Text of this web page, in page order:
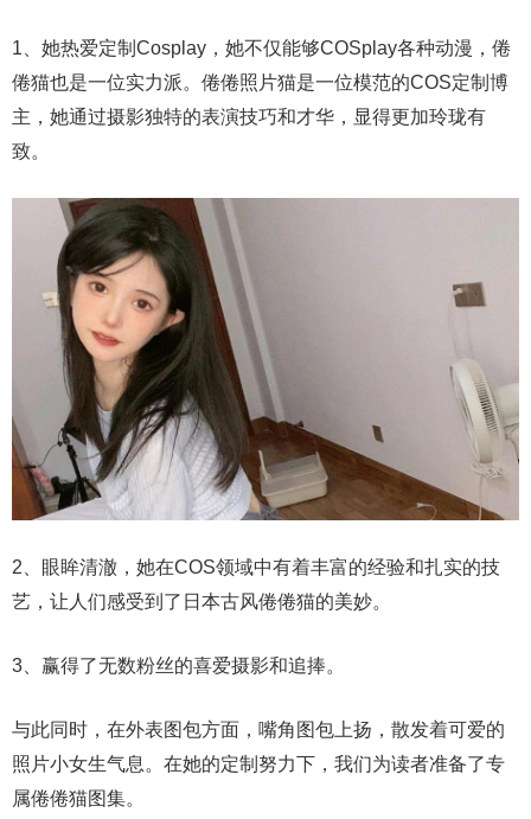
1、她热爱定制Cosplay，她不仅能够COSplay各种动漫，倦
倦猫也是一位实力派。倦倦照片猫是一位模范的COS定制博
主，她通过摄影独特的表演技巧和才华，显得更加玲珑有
致。
2、眼眸清澈，她在COS领域中有着丰富的经验和扎实的技
艺，让人们感受到了日本古风倦倦猫的美妙。
3、赢得了无数粉丝的喜爱摄影和追捧。
与此同时，在外表图包方面，嘴角图包上扬，散发着可爱的
照片小女生气息。在她的定制努力下，我们为读者准备了专
属倦倦猫图集。